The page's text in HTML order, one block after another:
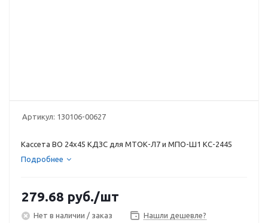
Артикул: 130106-00627
Кассета ВО 24х45 КДЗС для МТОК-Л7 и МПО-Ш1 КС-2445
Подробнее
279.68 руб./шт
Нет в наличии / заказ Нашли дешевле?